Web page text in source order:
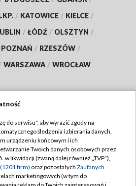
/ KATOWICE / KIELCE /
/ ŁÓDŹ / OLSZTYN /
POZNAŃ / RZESZÓW /
WARSZAWA / WROCŁAW
TVP
Regulamin TVP
prywatności
Moje zgody
do serwisu", aby wyrazić zgody na
śledzenia i zbierania danych,
urządzeniu końcowym i ich
Twoich danych osobowych przez
w likwidacji (zwaną dalej również „TVP”),
firm) oraz pozostałych Zaufanych
marketingowych (w tym do